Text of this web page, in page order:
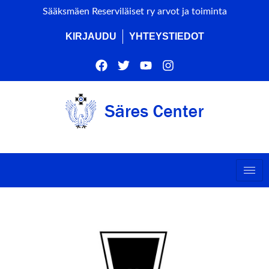
Sääksmäen Reserviläiset ry arvot ja toiminta
KIRJAUDU YHTEYSTIEDOT